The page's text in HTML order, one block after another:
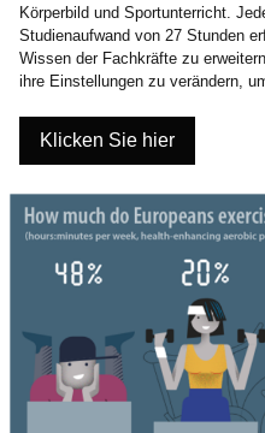
Körperbild und Sportunterricht.
Studienaufwand von 27 Stunden
Wissen der Fachkräfte zu
ihre Einstellungen zu verändern,
Klicken Sie hier